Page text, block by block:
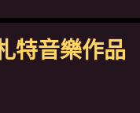
特音樂作品